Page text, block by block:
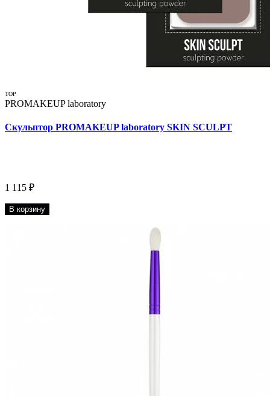
TOP
PROMAKEUP laboratory
Скульптор PROMAKEUP laboratory SKIN SCULPT
1 115 ₽
В корзину